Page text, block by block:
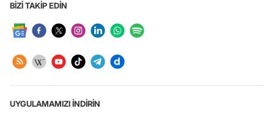
BİZİ TAKİP EDİN
UYGULAMAMIZI İNDİRİN